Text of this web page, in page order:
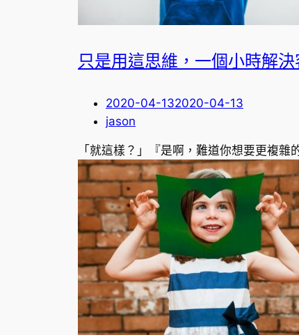
只是用這思維，一個小時解
2020-04-132020-04-13
jason
「就這樣？」『是啊，難道你想要更複雜